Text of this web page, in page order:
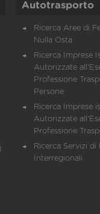
Autotrasporto
Ricerca Aree di
Nulla Osta
Ricerca Imprese
Autorizzate
Professione
Persone
Ricerca Imprese
Autorizzate
Professione
Ricerca Servizi di
Interregionali